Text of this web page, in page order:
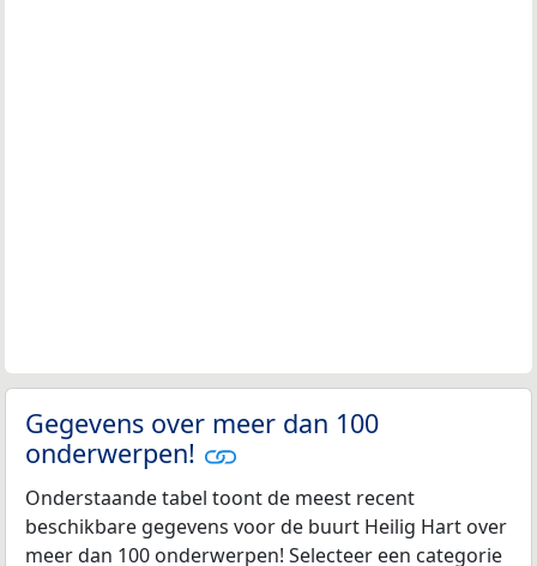
Gegevens over meer dan 100
onderwerpen!
Onderstaande tabel toont de meest recent
beschikbare gegevens voor de buurt Heilig Hart over
meer dan 100 onderwerpen! Selecteer een categorie